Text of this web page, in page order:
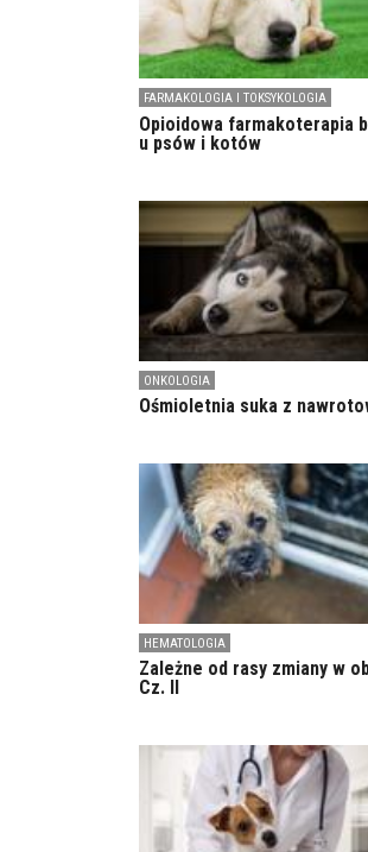
FARMAKOLOGIA I TOKSYKOLOGIA
Opioidowa farmakoterapia
u psów i kotów
ONKOLOGIA
Ośmioletnia suka z
HEMATOLOGIA
Zależne od rasy zmiany w
Cz. II